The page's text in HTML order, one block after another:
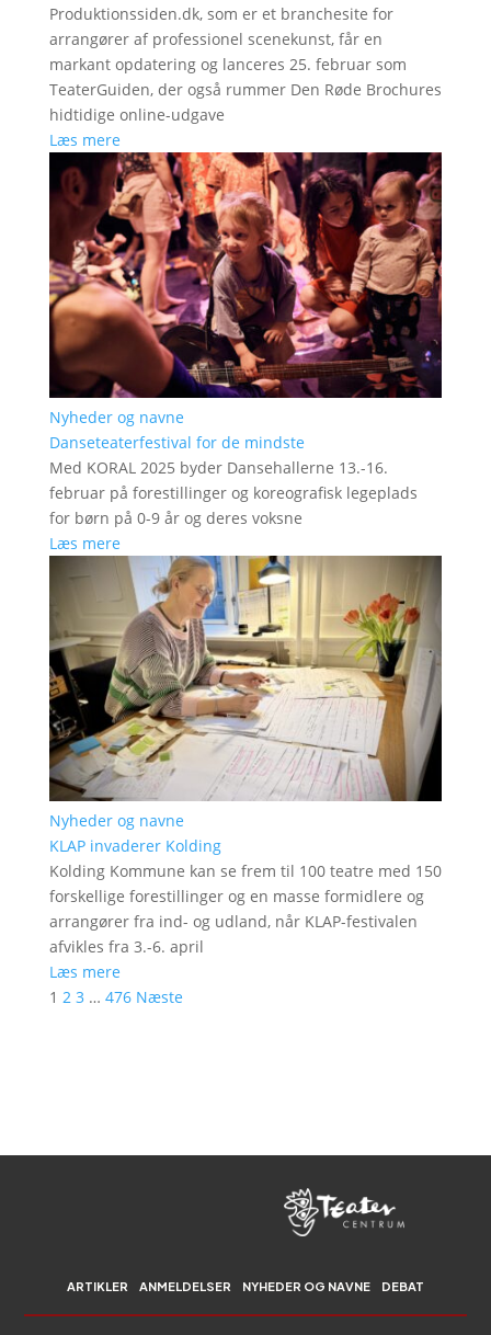
Produktionssiden.dk, som er et branchesite for
arrangører af professionel scenekunst, får en
markant opdatering og lanceres 25. februar som
TeaterGuiden, der også rummer Den Røde Brochures
hidtidige online-udgave
Læs mere
Nyheder og navne
Danseteaterfestival for de mindste
Med KORAL 2025 byder Dansehallerne 13.-16.
februar på forestillinger og koreografisk legeplads
for børn på 0-9 år og deres voksne
Læs mere
Nyheder og navne
KLAP invaderer Kolding
Kolding Kommune kan se frem til 100 teatre med 150
forskellige forestillinger og en masse formidlere og
arrangører fra ind- og udland, når KLAP-festivalen
afvikles fra 3.-6. april
Læs mere
1 2 3 … 476 Næste
ARTIKLER ANMELDELSER NYHEDER OG NAVNE DEBAT